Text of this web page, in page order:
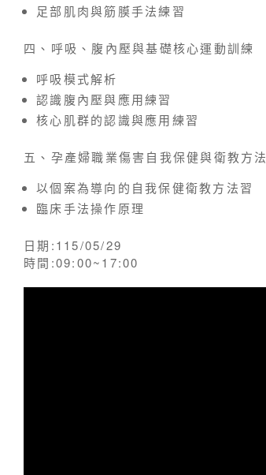
足部肌肉與筋膜手法練習
四、呼吸、腹內壓與基礎核心運動訓練
呼吸模式解析
認識腹內壓與應用練習
核心肌群的認識與應用練習
五、孕產婦職業傷害自我保健與衛教方法
以個案為導向的自我保健衛教方法習
臨床手法操作原理
日期:115/05/29
時間:09:00~17:00